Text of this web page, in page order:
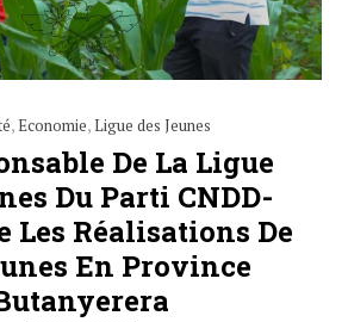
,Economie,Ligue des Jeunes
De La Ligue
Du Parti CNDD-
Les Réalisations De
En Province